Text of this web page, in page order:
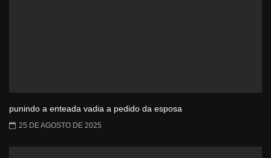
punindo a enteada vadia a pedido da esposa
25 DE AGOSTO DE 2025